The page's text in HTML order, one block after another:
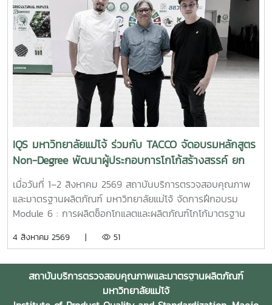
ดิน บำรุงสนามหญ้า ไม้ดอก ไม้ประดับ และสวนหย่อม ตลอดจน
ส่งเสริมการดูแลพืชด้วยชีววิธี ซึ่งช่วยลดการพึ่งพาสารเคมีและ
สนับสนุนการดูแลพื้นที่สีเขียวอย่างเป็นมิตรต่อสิ่งแวดล้อมด้าน
การจัดการของเสียและทรัพยากรภายในสถานประกอบการ การใช้
จุลินทรีย์เป็นหัวเชื้อเร่งการย่อยสลายเศษใบไม้ กิ่งไม้ และวัสดุ
อินทรีย์ เพื่อนำมาผลิตเป็นปุ๋ยหมักและหมุนเวียนกลับมาใช้บำรุง
พื้นที่สีเขียวภายในโรงแรม เป็นการลดปริมาณของเสียและส่ง
เสริมการใช้ทรัพยากรอย่างคุ้มค่า โดยคุณสมบัติดังกล่าว
สอดคล้องกับข้อมูลผลิตภัณฑ์ MMO สูตรสำหรับบำรุงดินและเร่ง
การทำปุ๋ยหมักของมหาวิทยาลัยแม่โจ้ ด้านสุขอนามัยและระบบ
บำบัดของเสีย การประยุกต์ใช้จุลินทรีย์เพื่อช่วยลดกลิ่นไม่พึง
ประสงค์ บำบัดน้ำเสีย และย่อยสลายสารอินทรีย์บริเวณห้องครัว
ห้องน้ำ ท่อระบายน้ำ บ่อพักน้ำเสีย ถังเกรอะ และถังซึม ซึ่งเหมาะ
สำหรับอาคาร ร้านอาหาร และธุรกิจโรงแรม โดยผลิตภัณฑ์ MMO
สูตร 3 ได้รับการพัฒนาสำหรับการกำจัดกลิ่นและบำบัดน้ำเสียโดย
บริการและการสนับสนุนผลิตภัณฑ์สำหรับกลุ่มธุรกิจโรงแรม
พร้อมนำเสนอเงื่อนไขราคาพิเศษ ตลอดจนความพร้อมของทีมผู้
เชี่ยวชาญในการให้คำปรึกษา บรรยาย และสาธิตวิธีการใช้งานใน
พื้นที่จริง เพื่อให้บุคลากรของสถานประกอบการสามารถเลือกใช้
ผลิตภัณฑ์ได้อย่างถูกต้อง ปลอดภัย และเกิดประสิทธิภาพสูงสุด
ยั่งยืน การหารือครั้งนี้ครอบคลุมประเด็นสำคัญ ได้แก่ ความเป็น
ไปได้ในการจัดทำโครงการวิจัย แนวทางการนำเข้าตัวอย่างปุ๋ย
สำหรับการศึกษาและทดสอบ ตลอดจนการดำเนินงานให้
สอดคล้องกับกฎหมาย ระเบียบ และหลักเกณฑ์ที่เกี่ยวข้องของ
ประเทศไทย สำหรับการนำเข้าปุ๋ยหรือตัวอย่างปุ๋ยเพื่อใช้ในการวิจัย
และการวิเคราะห์ จะต้องมีวัตถุประสงค์ที่ชัดเจน และดำเนินการ
ตามขั้นตอนการขออนุญาต รวมถึงหลักเกณฑ์และเงื่อนไขที่กรม
วิชาการเกษตรกำหนด เพื่อให้การดำเนินงานเป็นไปอย่างถูกต้อง
โปร่งใส และสามารถตรวจสอบได้ ในด้านการดำเนินงาน
มหาวิทยาลัยแม่โจ้อาจทำหน้าที่เป็นหน่วยงานเจ้าภาพของ
โครงการวิจัย โดยสถาบันบริการตรวจสอบคุณภาพและมาตรฐาน
ผลิตภัณฑ์รับผิดชอบด้านการตรวจวิเคราะห์คุณภาพและ
มาตรฐานของผลิตภัณฑ์ พร้อมบูรณาการความร่วมมือกับคณะ
หรือหน่วยงานที่มีความเชี่ยวชาญด้านปฐพีศาสตร์ พืชศาสตร์
และเทคโนโลยีการผลิตพืช เพื่อร่วมกันออกแบบการทดลอง
ระบบ ทั้งนี้ แนวทางความร่วมมือดังกล่าวอาจดำเนินการร่วมกับ
งานภาครัฐและหน่วยงานที่เกี่ยวข้อง เพื่อให้การวิจัยมีความครบ
ถ้วนตามหลักวิชาการ และสามารถนำผลการศึกษาไปต่อยอดทั้งใน
เชิงวิชาการ เชิงนวัตกรรม และเชิงพาณิชย์ในอนาคต อันจะนำไป
IQS มหาวิทยาลัยแม่โจ้ ร่วมกับ TACCO จัดอบรมหลักสูตร
Non-Degree พัฒนาผู้ประกอบการโกโก้สร้างสรรค์ ยก
ระดับการแปรรูปช็อกโกแลตไทยสู่มาตรฐานสากล
เมื่อวันที่ 1–2 สิงหาคม 2569 สถาบันบริการตรวจสอบคุณภาพ
และมาตรฐานผลิตภัณฑ์ มหาวิทยาลัยแม่โจ้ จัดการฝึกอบรม
Module 6 : การผลิตช็อกโกแลตและผลิตภัณฑ์โกโก้มาตรฐาน
ประกาศนียบัตร (Non-Degree) "ผู้ประกอบการโกโก้สร้างสรรค์
Cocoa Entrepreneur and High-Value Processing
Technologist for Global Markets)" ณ อาคารเฉลิมพระเกียรติ
สมเด็จพระเทพรัตนราชสุดา ชั้น 2 สถาบันบริการตรวจสอบ
4 สิงหาคม 2569 | 51
สถาบันบริการตรวจสอบคุณภาพและมาตรฐานผลิตภัณฑ์
มหาวิทยาลัยแม่โจ้